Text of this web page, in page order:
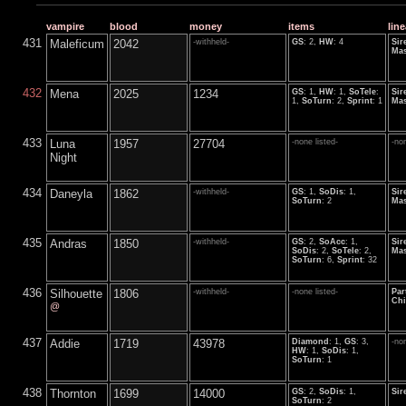
vampire blood money items
431 Maleficum 2042 -withheld- GS: 2, HW: 4
432 Mena 2025 1234 GS: 1, HW: 1, SoTele:
1, SoTurn: 2, Sprint: 1
433
Luna
Night
1957 27704 -none listed- -
434 Daneyla 1862 -withheld- GS: 1, SoDis: 1,
SoTurn: 2
435 Andras 1850 -withheld- GS: 2, SoAcc: 1,
SoDis: 2, SoTele: 2,
SoTurn: 6, Sprint: 32
436 Silhouette
@
1806 -withheld- -none listed-
437 Addie 1719 43978 Diamond : 1, GS: 3,
HW: 1, SoDis: 1,
SoTurn: 1
-
438 Thornton 1699 14000 GS: 2, SoDis: 1,
SoTurn: 2